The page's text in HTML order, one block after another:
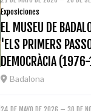
Exposiciones
EL MUSEU DE
'ELS PRIMERS
DEMOCRÀCIA
Badalona